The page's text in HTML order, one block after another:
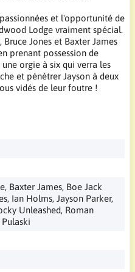
et l'opportunité de
Lodge vraiment spécial.
Bruce Jones et Baxter James
prenant possession de
orgie à six qui verra les
et pénétrer Jayson à deux
vidés de leur foutre !
Baxter James, Boe Jack
Ian Holms, Jayson Parker,
Unleashed, Roman
Pulaski